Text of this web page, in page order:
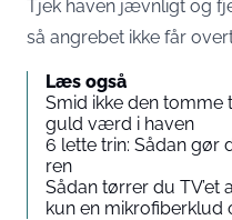
Tjek haven jævnligt og
så angrebet ikke får
Læs også
Smid ikke den tomme
guld værd i haven
6 lette trin: Sådan gør
ren
Sådan tørrer du
kun en mikrofiberklud